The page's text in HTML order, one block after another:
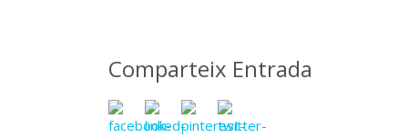
Comparteix Entrada